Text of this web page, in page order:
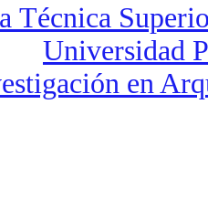
Técnica
Universidad
en